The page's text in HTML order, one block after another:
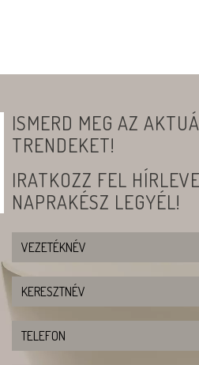
ISMERD MEG AZ
TRENDEKET!
IRATKOZZ FEL
NAPRAKÉSZ LEGYÉL!